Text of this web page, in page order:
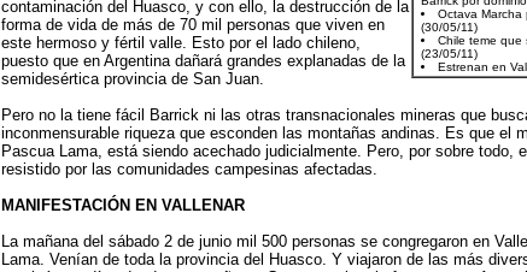
contaminación del Huasco, y con ello, la destrucción de la
forma de vida de más de 70 mil personas que viven en
este hermoso y fértil valle. Esto por el lado chileno,
puesto que en Argentina dañará grandes explanadas de la
semidesértica provincia de San Juan.
Pero no la tiene fácil Barrick ni las otras transnacionales mineras que
inconmensurable riqueza que esconden las montañas andinas. Es que el
Pascua Lama, está siendo acechado judicialmente. Pero, por sobre todo,
resistido por las comunidades campesinas afectadas.
MANIFESTACIÓN EN VALLENAR
La mañana del sábado 2 de junio mil 500 personas se congregaron en
Lama. Venían de toda la provincia del Huasco. Y viajaron de las más